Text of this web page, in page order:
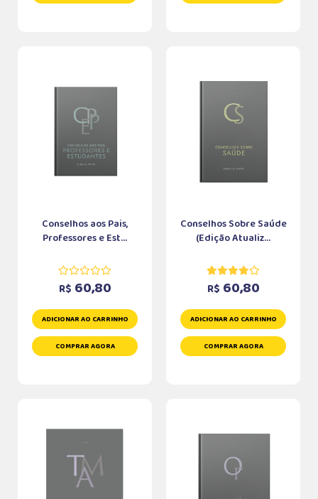
Conselhos aos Pais,
Professores e Est...
R$ 60,80
ADICIONAR AO CARRINHO
COMPRAR AGORA
Conselhos Sobre Saúde
(Edição Atualiz...
R$ 60,80
ADICIONAR AO CARRINHO
COMPRAR AGORA